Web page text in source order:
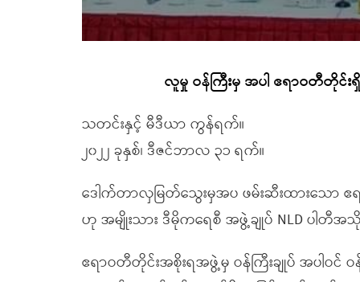
လူမှု ဝန်ကြီးမှ အပါ ဧရာဝတီတိုင်း
သတင်းနှင့် မီဒီယာ ကွန်ရက်။
၂၀၂၂ ခုနှစ်၊ ဒီဇင်ဘာလ ၃၁ ရက်။
ဒေါက်တာလှမြတ်သွေးမှအပ ဖမ်းဆီးထားသော
ဟု အမျိုးသား ဒီမိုကရေစီ အဖွဲ့ချုပ် NLD ပါတီ
ဧရာဝတီတိုင်းအစိုးရအဖွဲ့မှ ဝန်ကြီးချုပ် အပါဝင် ဝ